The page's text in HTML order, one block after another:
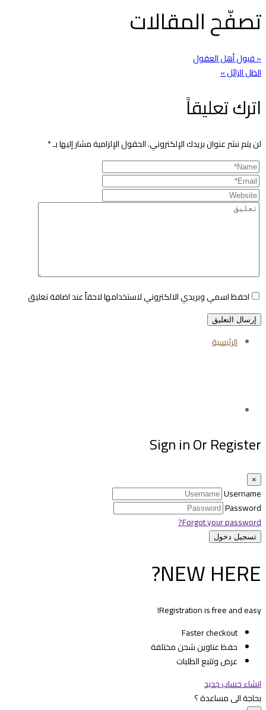
تصفّح المقالات
« قبول أهل العقول
الظل الزائل »
اترك تعليقاً
لن يتم نشر عنوان بريدك الإلكتروني.الحقول الإلزامية مشار إليها بـ*
احفظ اسمي وبريدي الالكتروني لاستخدامها لاحقاً عند اضافة تعليق
الرئيسية
Sign in Or Register
×
Username
Password
Forgot your password?
NEW HERE?
Registration is free and easy!
Faster checkout
حفظ عناوين شحن مختلفة
عرض وتتبع الطلبات
انشاء حساب جديد
بحاجة الى مساعدة ؟